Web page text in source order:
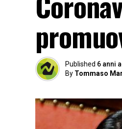
Published 6 anni
By Tommaso